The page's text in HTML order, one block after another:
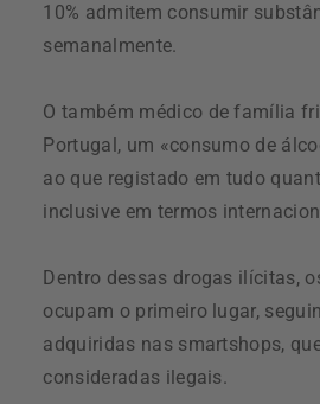
10% admitem consumir
semanalmente.
O também médico de família
Portugal, um «consumo de
ao que registado em tudo
inclusive em termos
Dentro dessas drogas ilícitas,
ocupam o primeiro lugar,
adquiridas nas smartshops,
consideradas ilegais.